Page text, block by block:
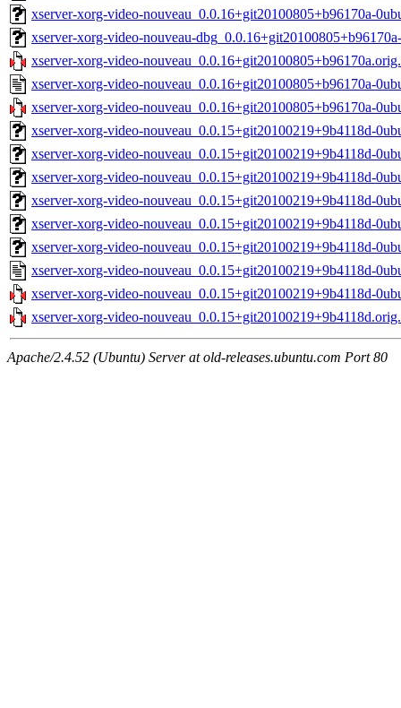
xserver-xorg-video-nouveau_0.0.16+git20100805+b96170a-
xserver-xorg-video-nouveau-
xserver-xorg-video-
xserver-xorg-video-nouveau_0.0.16+git20100805+b96170a-
xserver-xorg-video-nouveau_0.0.16+git20100805+b96170a-
xserver-xorg-video-nouveau_0.0.15+git20100219+9b4118d-
xserver-xorg-video-nouveau_0.0.15+git20100219+9b4118d-
xserver-xorg-video-nouveau_0.0.15+git20100219+9b4118d-
xserver-xorg-video-nouveau_0.0.15+git20100219+9b4118d-
xserver-xorg-video-nouveau_0.0.15+git20100219+9b4118d-
xserver-xorg-video-nouveau_0.0.15+git20100219+9b4118d-
xserver-xorg-video-nouveau_0.0.15+git20100219+9b4118d-
xserver-xorg-video-nouveau_0.0.15+git20100219+9b4118d-
xserver-xorg-video-
Apache/2.4.52 (Ubuntu) Server at old-releases.ubuntu.com Port 80